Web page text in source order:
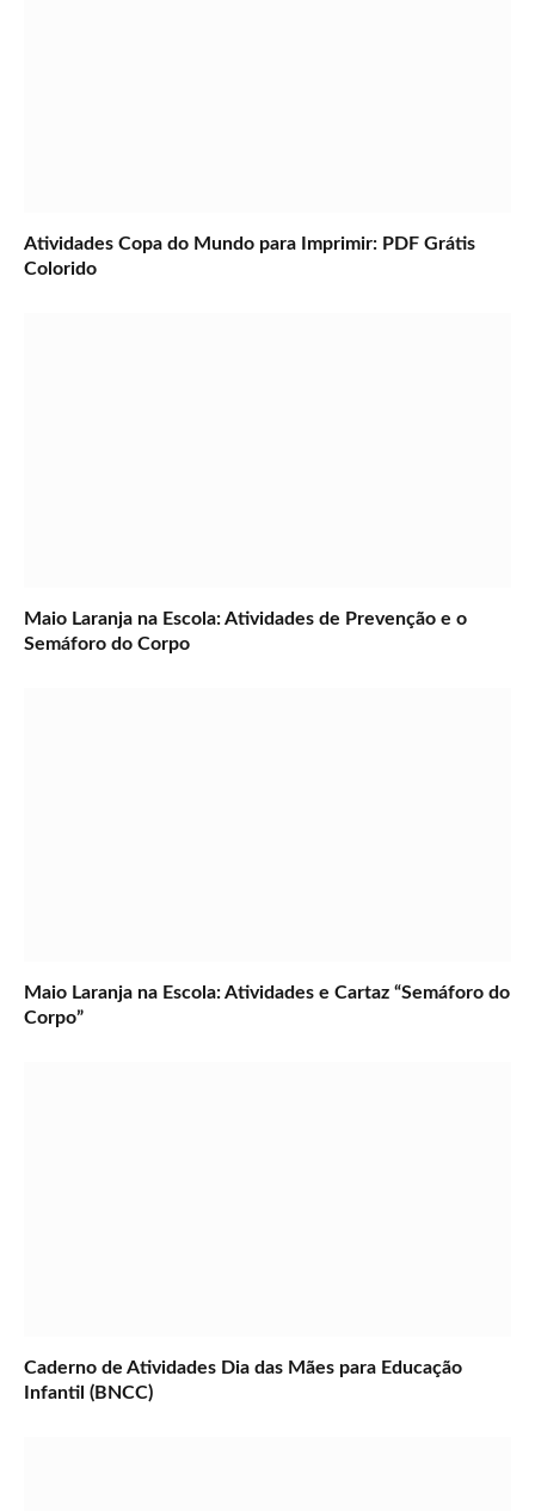
Atividades Copa do Mundo para Imprimir: PDF Grátis
Colorido
Maio Laranja na Escola: Atividades de Prevenção e o
Semáforo do Corpo
Maio Laranja na Escola: Atividades e Cartaz “Semáforo do
Corpo”
Caderno de Atividades Dia das Mães para Educação
Infantil (BNCC)